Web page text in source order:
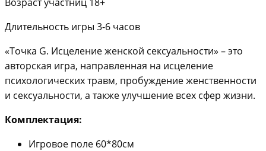
Длительность игры 3-6 часов
«Точка G. Исцеление женской сексуальности» – это
авторская игра, направленная на исцеление
психологических травм, пробуждение женственности
и сексуальности, а также улучшение всех сфер жизни.
Комплектация:
Игровое поле 60*80см